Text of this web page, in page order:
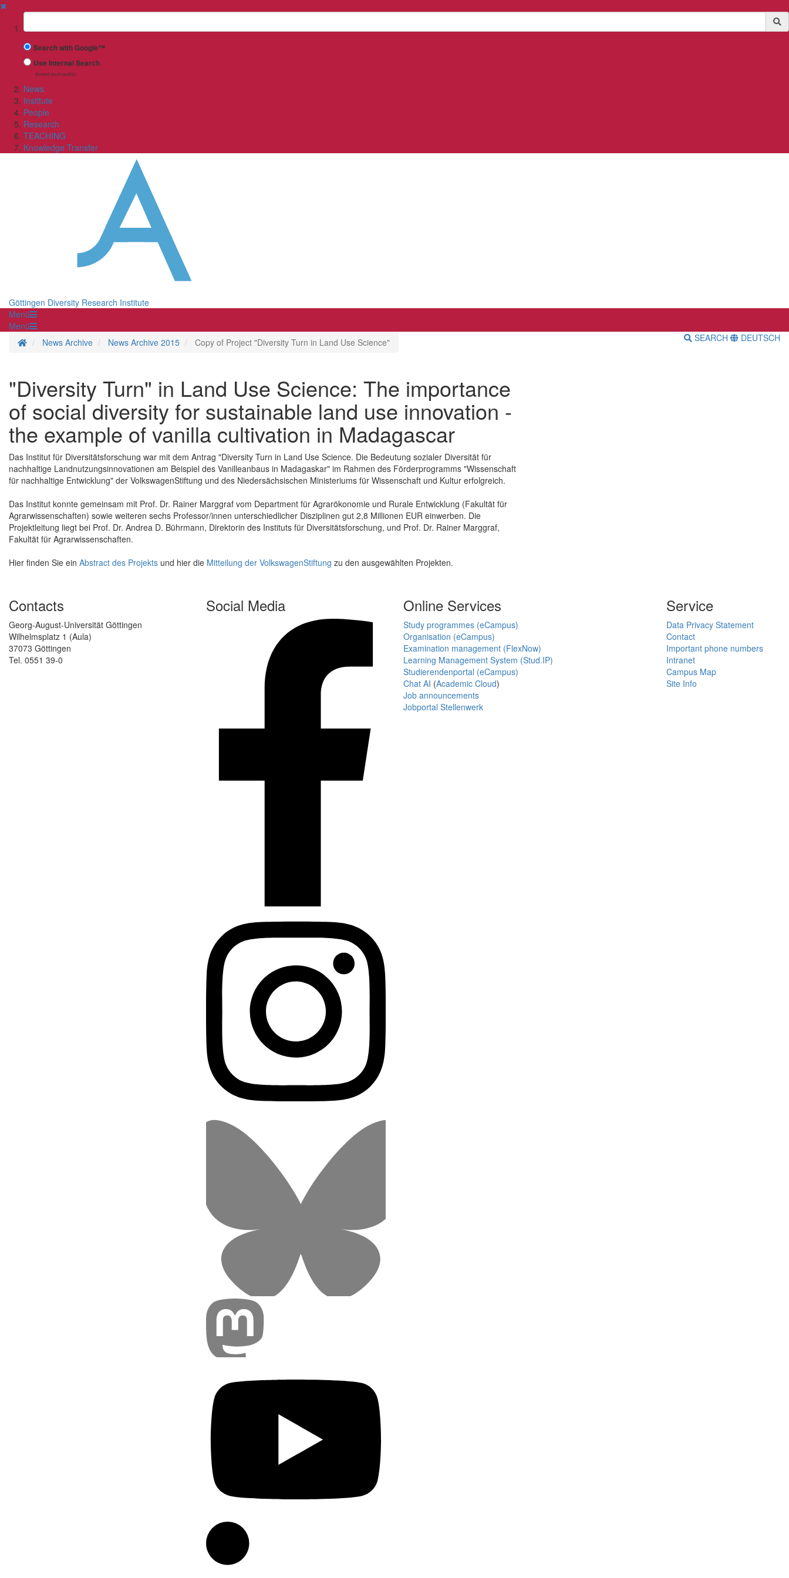
✖
Suchbegriff
Search with Google™
Use Internal Search
(limited result quality)
News
Institute
People
Research
TEACHING
Knowledge Transfer
Göttingen Diversity Research Institute
Menü
Menü
Homepage
News Archive News Archive 2015 Copy of Project "Diversity Turn in Land Use Science" SEARCH DEUTSCH
"Diversity Turn" in Land Use Science: The importance
of social diversity for sustainable land use innovation -
the example of vanilla cultivation in Madagascar
Das Institut für Diversitätsforschung war mit dem Antrag "Diversity Turn in Land Use Science. Die Bedeutung sozialer Diversität für
nachhaltige Landnutzungsinnovationen am Beispiel des Vanilleanbaus in Madagaskar" im Rahmen des Förderprogramms "Wissenschaft
für nachhaltige Entwicklung" der VolkswagenStiftung und des Niedersächsischen Ministeriums für Wissenschaft und Kultur erfolgreich.
Das Institut konnte gemeinsam mit Prof. Dr. Rainer Marggraf vom Department für Agrarökonomie und Rurale Entwicklung (Fakultät für
Agrarwissenschaften) sowie weiteren sechs Professor/innen unterschiedlicher Disziplinen gut 2,8 Millionen EUR einwerben. Die
Projektleitung liegt bei Prof. Dr. Andrea D. Bührmann, Direktorin des Instituts für Diversitätsforschung, und Prof. Dr. Rainer Marggraf,
Fakultät für Agrarwissenschaften.
Hier finden Sie ein Abstract des Projekts und hier die Mitteilung der VolkswagenStiftung zu den ausgewählten Projekten.
Contacts
Georg-August-Universität Göttingen
Wilhelmsplatz 1 (Aula)
37073 Göttingen
Tel. 0551 39-0
Social Media Online Services
Study programmes (eCampus)
Organisation (eCampus)
Examination management (FlexNow)
Learning Management System (Stud.IP)
Studierendenportal (eCampus)
Chat AI (Academic Cloud)
Job announcements
Jobportal Stellenwerk
Service
Data Privacy Statement
Contact
Important phone numbers
Intranet
Campus Map
Site Info